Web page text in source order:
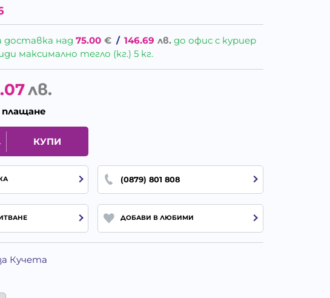
доставка над75.00 € / 146.69 лв. до офис с куриер
максимално тегло (кг.) 5 кг.
лв.
КУПИ
(0879) 801 808
ДОБАВИ В ЛЮБИМИ
Кучета